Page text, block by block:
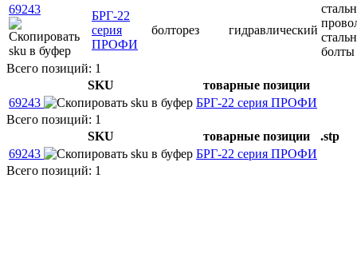
69243
БРГ-22
серия
ПРОФИ
болторез гидравлический
болты
Всего позиций: 1
SKU
товарные позиции
69243
БРГ-22 серия ПРОФИ
Всего позиций: 1
SKU
товарные позиции
.stp
69243
БРГ-22 серия ПРОФИ
Всего позиций: 1